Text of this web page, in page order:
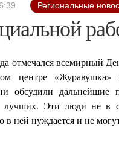
Региональные
отмечался всемирный
центре
обсудили дальнейшие
Эти люди не в
в ней нуждается и не